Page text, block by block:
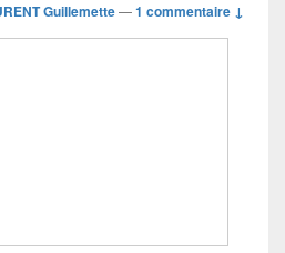
Guillemette—1 commentaire ↓